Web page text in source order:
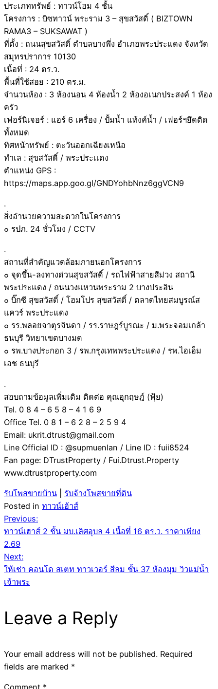
ประเภททรัพย์ : ทาวน์โฮม 4 ชั้น
โครงการ : บิซทาวน์ พระราม 3 – สุขสวัสดิ์ ( BIZTOWN
RAMA3 – SUKSAWAT )
ที่ตั้ง : ถนนสุขสวัสดิ์ ตำบลบางพึ่ง อำเภอพระประแดง จังหวัด
สมุทรปราการ 10130
เนื้อที่ : 24 ตร.ว.
พื้นที่ใช้สอย : 210 ตร.ม.
จำนวนห้อง : 3 ห้องนอน 4 ห้องน้ำ 2 ห้องอเนกประสงค์ 1 ห้อง
ครัว
เฟอร์นิเจอร์ : แอร์ 6 เครื่อง / ปั้มน้ำ แท้งค์น้ำ / เฟอร์ฯยึดติด
ทั้งหมด
ทิศหน้าทรัพย์ : ตะวันออกเฉียงเหนือ
ทำเล : สุขสวัสดิ์ / พระประเเดง
ตำแหน่ง GPS :
https://maps.app.goo.gl/GNDYohbNnz6ggVCN9
.
สิ่งอำนวยความสะดวกในโครงการ
๐ รปภ. 24 ชั่วโมง / CCTV
.
สถานที่สำคัญแวดล้อมภายนอกโครงการ
๐ จุดขึ้น-ลงทางด่วนสุขสวัสดิ์ / รถไฟฟ้าสายสีม่วง สถานี
พระประแดง / ถนนวงแหวนพระราม 2 บางประอิน
๐ บิ๊กซี สุขสวัสดิ์ / โฮมโปร สุขสวัสดิ์ / ตลาดไทยสมบูรณ์ส
แควร์ พระประแดง
๐ รร.พลอยจาตุรจินดา / รร.ราษฎร์บูรณะ / ม.พระจอมเกล้า
ธนบุรี วิทยาเขตบางมด
๐ รพ.บางประกอก 3 / รพ.กรุงเทพพระประแดง / รพ.ไอเอ็ม
เอช ธนบุรี
.
สอบถามข้อมูลเพิ่มเติม ติดต่อ คุณอุกฤษฎ์ (ฟุ้ย)
Tel. 0 8 4 – 6 5 8 – 4 1 6 9
Office Tel. 0 8 1 – 6 2 8 – 2 5 9 4
Email: ukrit.dtrust@gmail.com
Line Official ID : @supmuenlan / Line ID : fuii8524
Fan page: DTrustProperty / Fui.Dtrust.Property
www.dtrustproperty.com
รับโพสขายบ้าน
รับจ้างโพสขายที่ดิน
Posted in ทาวน์เฮ้าส์
Post
navigation
Previous:
ทาวน์เฮาส์ 2 ชั้น มบ.เลิศอุบล 4 เนื้อที่ 16 ตร.ว. ราคาเพียง
2.69
Next:
ให้เช่า คอนโด สเตท ทาวเวอร์ สีลม ชั้น 37 ห้องมุม วิวแม่น้ำ
เจ้าพระ
Leave a Reply
Your email address will not be published. Required
fields are marked *